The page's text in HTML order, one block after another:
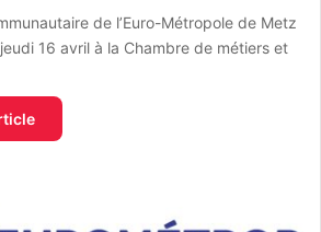
de l’Euro-Métropole de Metz
jeudi 16 avril à la Chambre de métiers et